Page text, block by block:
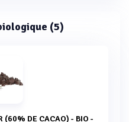
(5)